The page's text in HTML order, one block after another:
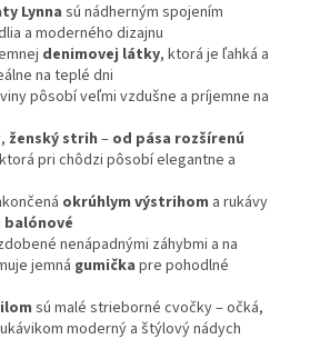
Lynna sú nádherným spojením
a moderného dizajnu
denimovej látky, ktorá je ľahká a
na teplé dni
pôsobí veľmi vzdušne a príjemne na
ženský strih – od pása rozšírenú
pri chôdzi pôsobí elegantne a
okrúhlym výstrihom a rukávy
balónové
nenápadnými záhybmi a na
jemná gumička pre pohodlné
sú malé strieborné cvočky – očká,
moderný a štýlový nádych